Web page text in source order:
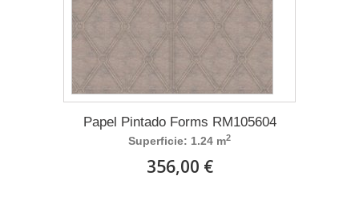
Papel Pintado Forms RM105604
Superficie: 1.24 m2
356,00 €